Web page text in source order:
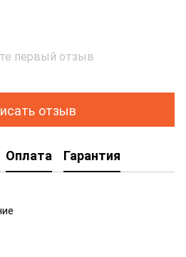
первый отзыв
отзыв
Оплата Гарантия